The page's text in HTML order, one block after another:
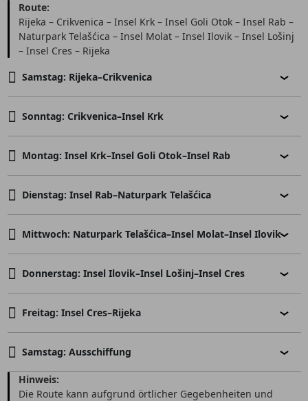
Route:
Rijeka – Crikvenica – Insel Krk – Insel Goli Otok – Insel Rab –
Naturpark Telašćica – Insel Molat – Insel Ilovik – Insel Lošinj
– Insel Cres – Rijeka
Samstag: Rijeka–Crikvenica
Sonntag: Crikvenica–Insel Krk
Montag: Insel Krk–Insel Goli Otok–Insel Rab
Dienstag: Insel Rab–Naturpark Telašćica
Mittwoch: Naturpark Telašćica–Insel Molat–Insel Ilovik
Donnerstag: Insel Ilovik–Insel Lošinj–Insel Cres
Freitag: Insel Cres–Rijeka
Samstag: Ausschiffung
Hinweis:
Die Route kann aufgrund örtlicher Gegebenheiten und